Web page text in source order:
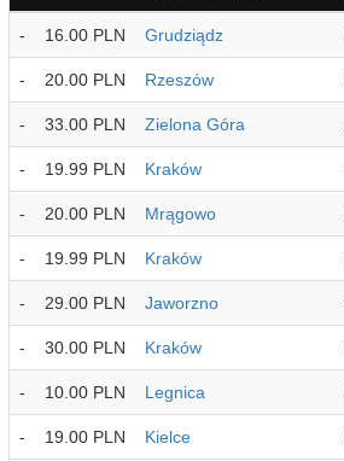
- 16.00 PLN Grudziądz
- 20.00 PLN Rzeszów
- 33.00 PLN Zielona Góra
- 19.99 PLN Kraków
- 20.00 PLN Mrągowo
- 19.99 PLN Kraków
- 29.00 PLN Jaworzno
- 30.00 PLN Kraków
- 10.00 PLN Legnica
- 19.00 PLN Kielce